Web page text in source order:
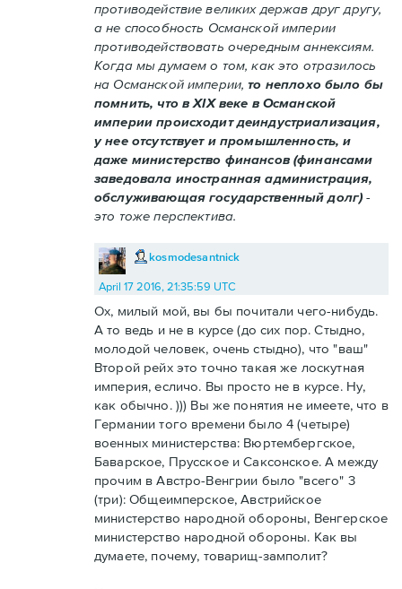
противодействие великих держав друг другу,
а не способность Османской империи
противодействовать очередным аннексиям.
Когда мы думаем о том, как это отразилось
на Османской империи,то неплохо было бы
помнить, что в XIX веке в Османской
империи происходит деиндустриализация,
у нее отсутствует и промышленность, и
даже министерство финансов (финансами
заведовала иностранная администрация,
обслуживающая государственный долг)-
это тоже перспектива.
kosmodesantnick
April 17 2016, 21:35:59 UTC
Ох, милый мой, вы бы почитали чего-нибудь.
А то ведь и не в курсе (до сих пор. Стыдно,
молодой человек, очень стыдно), что "ваш"
Второй рейх это точно такая же лоскутная
империя, есличо. Вы просто не в курсе. Ну,
как обычно. ))) Вы же понятия не имеете, что в
Германии того времени было 4 (четыре)
военных министерства: Вюртембергское,
Баварское, Прусское и Саксонское. А между
прочим в Австро-Венгрии было "всего" 3
(три): Общеимперское, Австрийское
министерство народной обороны, Венгерское
министерство народной обороны. Как вы
думаете, почему, товарищ-замполит?